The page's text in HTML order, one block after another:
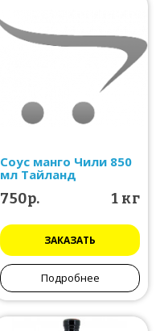
Соус манго Чили 850
мл Тайланд
750р. 1 кг
ЗАКАЗАТЬ
Подробнее